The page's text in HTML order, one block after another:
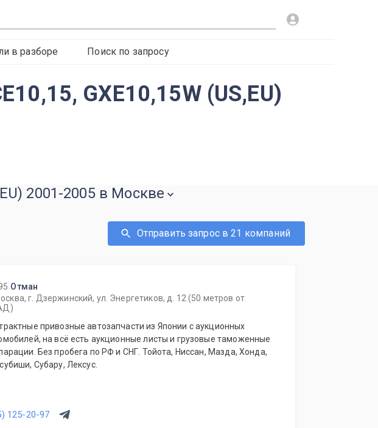
в разборе Поиск по запросу
GXE10,15W (US,EU)
2001-2005 в Москве
Отправить запрос в 21 компаний
Отман
г. Дзержинский, ул. Энергетиков, д. 12 (50 метров от
привозные автозапчасти из Японии с аукционных
на всё есть аукционные листы и грузовые таможенные
Без пробега по РФ и СНГ. Тойота, Ниссан, Мазда, Хонда,
Субару, Лексус.
125-20-97